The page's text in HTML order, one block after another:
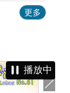
更多
播放中